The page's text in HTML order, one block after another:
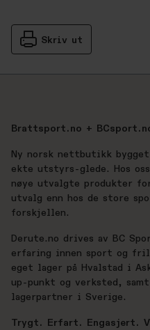
Skriv ut
Brattsport.no +
Ny norsk nettbutikk
ekte utstyrs-glede. Hos
nøye utvalgte produkter
utvalg enn hos de store
forskjellen.
Derute.no drives av BC
erfaring innen sport og
eget lager på Hvalstad i
up-punkt og verksted,
lagerpartner i Sverige.
Trygt. Erfart. Engasjert.